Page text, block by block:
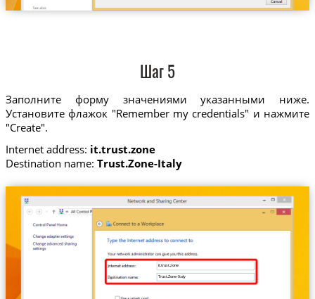
Шаг 5
Заполните форму значениями указанными ниже.
Установите флажок "Remember my credentials" и нажмите
"Create".
Internet address: it.trust.zone
Destination name: Trust.Zone-Italy
it.trust.zone
Trust.Zone-Italy